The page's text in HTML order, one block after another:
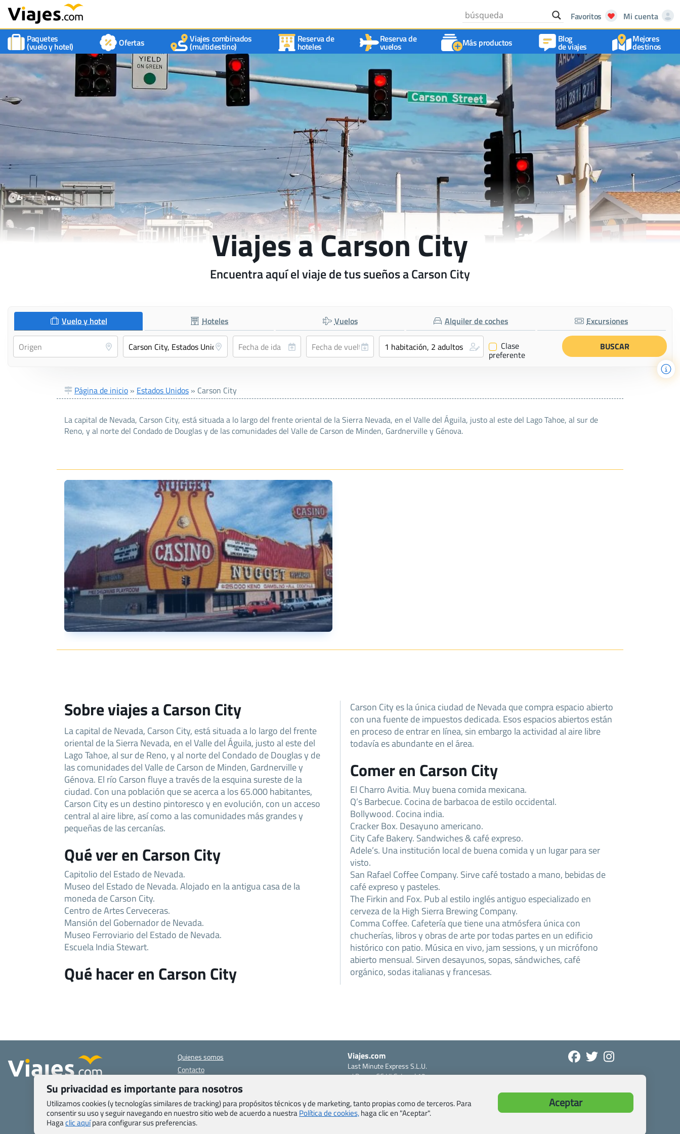
Favoritos
Mi cuenta
Paquetes
(vuelo y hotel) Ofertas Viajes combinados
(multidestino)
Reserva de
hoteles
Reserva de
vuelos Más productos Blog
de viajes
Mejores
destinos
Viajes a Carson City
Encuentra aquí el viaje de tus sueños a Carson City
Vuelo y hotel Hoteles Vuelos Alquiler de coches Excursiones
✔ Clase
preferente
Página de inicio » Estados Unidos » Carson City
La capital de Nevada, Carson City, está situada a lo largo del frente oriental de la Sierra Nevada, en el Valle del Águila, justo al este del Lago Tahoe, al sur de
Reno, y al norte del Condado de Douglas y de las comunidades del Valle de Carson de Minden, Gardnerville y Génova.
Sobre viajes a Carson City
La capital de Nevada, Carson City, está situada a lo largo del frente
oriental de la Sierra Nevada, en el Valle del Águila, justo al este del
Lago Tahoe, al sur de Reno, y al norte del Condado de Douglas y de
las comunidades del Valle de Carson de Minden, Gardnerville y
Génova. El río Carson fluye a través de la esquina sureste de la
ciudad. Con una población que se acerca a los 65.000 habitantes,
Carson City es un destino pintoresco y en evolución, con un acceso
central al aire libre, así como a las comunidades más grandes y
pequeñas de las cercanías.
Qué ver en Carson City
Capitolio del Estado de Nevada.
Museo del Estado de Nevada. Alojado en la antigua casa de la
moneda de Carson City.
Centro de Artes Cerveceras.
Mansión del Gobernador de Nevada.
Museo Ferroviario del Estado de Nevada.
Escuela India Stewart.
Qué hacer en Carson City
Carson City es la única ciudad de Nevada que compra espacio abierto
con una fuente de impuestos dedicada. Esos espacios abiertos están
en proceso de entrar en línea, sin embargo la actividad al aire libre
todavía es abundante en el área.
Comer en Carson City
El Charro Avitia. Muy buena comida mexicana.
Q’s Barbecue. Cocina de barbacoa de estilo occidental.
Bollywood. Cocina india.
Cracker Box. Desayuno americano.
City Cafe Bakery. Sandwiches & café expreso.
Adele’s. Una institución local de buena comida y un lugar para ser
visto.
San Rafael Coffee Company. Sirve café tostado a mano, bebidas de
café expreso y pasteles.
The Firkin and Fox. Pub al estilo inglés antiguo especializado en
cerveza de la High Sierra Brewing Company.
Comma Coffee. Cafetería que tiene una atmósfera única con
chucherías, libros y obras de arte por todas partes en un edificio
histórico con patio. Música en vivo, jam sessions, y un micrófono
abierto mensual. Sirven desayunos, sopas, sándwiches, café
orgánico, sodas italianas y francesas.
Quienes somos
Contacto
específicas
Blog de Viajes.com
Registro de agencias
Preguntas frecuentes
Viajes.com
Last Minute Express S.L.U.
c/ Drago, CC HLS, Local 13
CIF: B76740091
Tfno: +34 922-97-17-27
Su privacidad es importante para nosotros
Utilizamos cookies (y tecnologías similares de tracking) para propósitos técnicos y de marketing, tanto propias como de terceros. Para
consentir su uso y seguir navegando en nuestro sitio web de acuerdo a nuestraPolítica de cookies,haga clic en "Aceptar".
Hagaclic aquípara configurar sus preferencias.
Aceptar